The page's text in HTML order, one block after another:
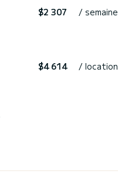
$2 307 / semaine
$4 614 / location